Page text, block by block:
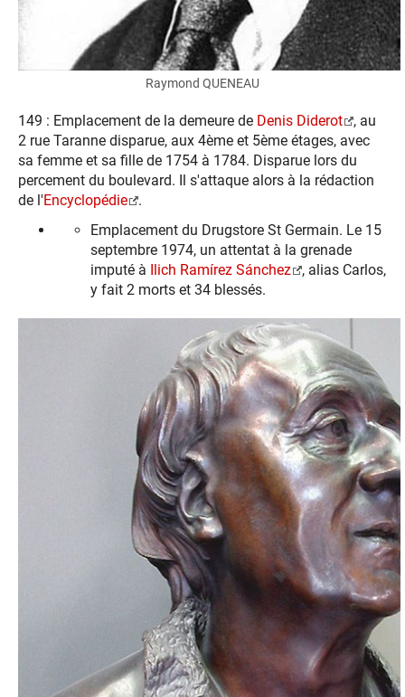
Raymond QUENEAU
149 : Emplacement de la demeure de Denis Diderot
, au
2 rue Taranne disparue, aux 4ème et 5ème étages, avec
sa femme et sa fille de 1754 à 1784. Disparue lors du
percement du boulevard. Il s'attaque alors à la rédaction
de l'Encyclopédie
.
Emplacement du Drugstore St Germain. Le 15
septembre 1974, un attentat à la grenade
imputé à
Ilich Ramírez Sánchez
, alias Carlos,
y fait 2 morts et 34 blessés.